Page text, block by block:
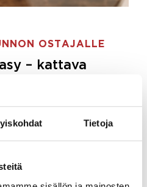
Tietoja
OSTAJALLE
– kattava
ja etsimme juuri